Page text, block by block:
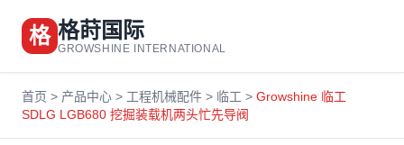
格 格莳国际
GROWSHINE INTERNATIONAL
首页 > 产品中心 > 工程机械配件 > 临工 > Growshine 临工
SDLG LGB680 挖掘装载机两头忙先导阀